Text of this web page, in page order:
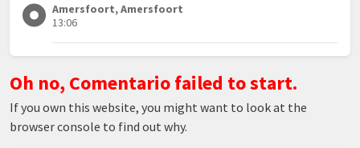
Amersfoort, Amersfoort
13:06
Oh no, Comentario failed to start.
If you own this website, you might want to look at the
browser console to find out why.